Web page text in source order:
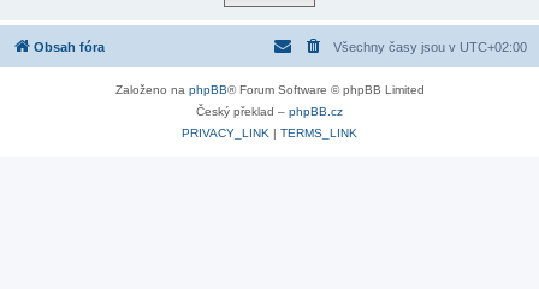
Obsah fóra Všechny časy jsou v UTC+02:00
Založeno na phpBB® Forum Software © phpBB Limited
Český překlad – phpBB.cz
PRIVACY_LINK | TERMS_LINK